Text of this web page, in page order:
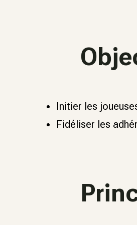
Initier les
Fidéliser les